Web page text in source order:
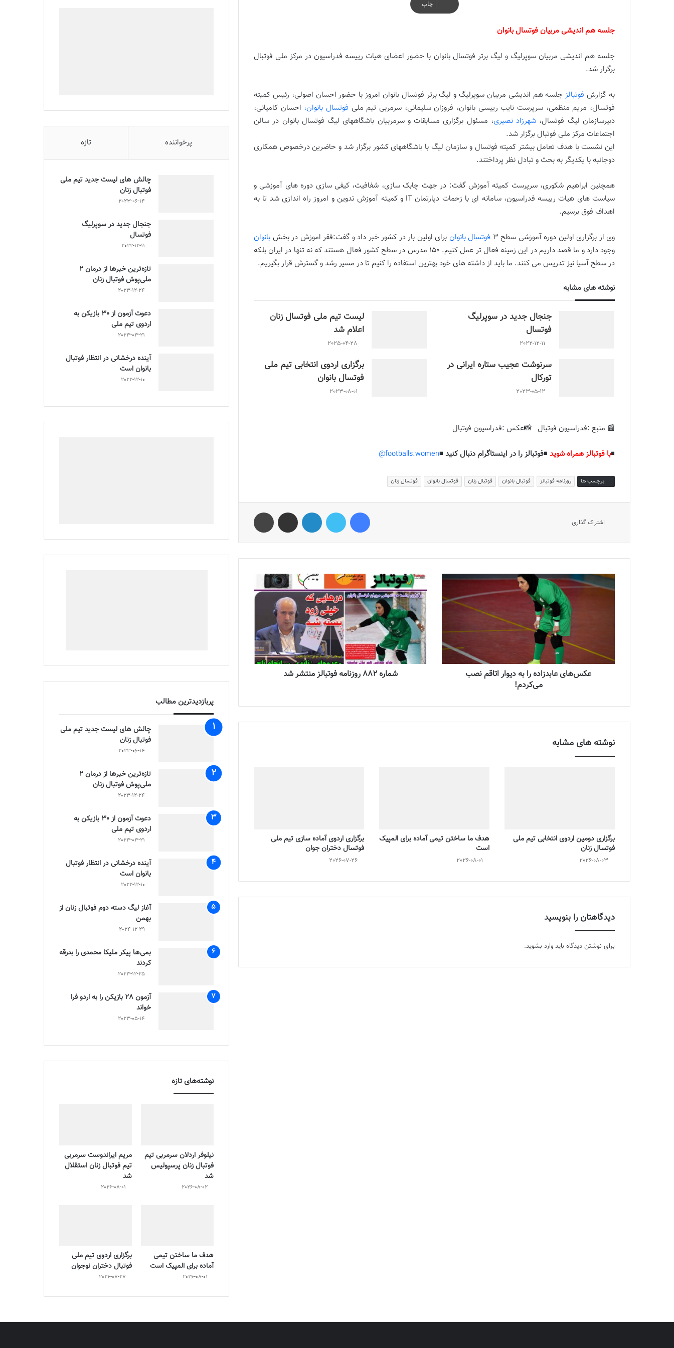
چاپ
جلسه هم اندیشی مربیان فوتسال بانوان
جلسه هم اندیشی مربیان سوپرلیگ و لیگ برتر فوتسال بانوان با حضور اعضای هیات رییسه فدراسیون در مرکز ملی فوتبال
برگزار شد.
به گزارش فوتبالزجلسه هم اندیشی مربیان سوپرلیگ و لیگ برتر فوتسال بانوان امروز با حضور احسان اصولی، رئیس کمیته
فوتسال، مریم منظمی، سرپرست نایب رییسی بانوان، فروزان سلیمانی، سرمربی تیم ملی فوتسال بانوان، احسان کامیانی،
دبیرسازمان لیگ فوتسال، شهرزاد نصیری، مسئول برگزاری مسابقات و سرمربیان باشگاههای لیگ فوتسال بانوان در سالن
اجتماعات مرکز ملی فوتبال برگزار شد.
اين نشست با هدف تعامل بيشتر کمیته فوتسال و سازمان لیگ با باشگاههای كشور برگزار شد و حاضرین درخصوص همكاری
دوجانبه با یکدیگر به بحث و تبادل نظر پرداختند.
همچنین ابراهیم شکوری، سرپرست کمیته آموزش گفت: در جهت چابک سازی، شفافیت، کیفی سازی دوره های آموزشی و
سیاست های هیات رییسه فدراسیون، سامانه ای با زحمات دپارتمان IT و کمیته آموزش تدوین و امروز راه اندازی شد تا به
اهداف فوق برسیم.
وی از برگزاری اولین دوره آموزشی سطح ۳ فوتسال بانوان برای اولین بار در کشور خبر داد و گفت:فقر اموزش در بخش بانوان
وجود دارد و ما قصد داریم در این زمینه فعال تر عمل کنیم. ۱۵۰ مدرس در سطح کشور فعال هستند که نه تنها در ایران بلکه
در سطح آسیا نیز تدریس می کنند. ما باید از داشته های خود بهترین استفاده را کنیم تا در مسیر رشد و گسترش قرار بگیریم.
نوشته های مشابه
جنجال جدید در سوپرلیگ
فوتسال
2022-12-11
لیست تیم ملی فوتسال زنان
اعلام شد
2025-04-28
سرنوشت عجیب ستاره ایرانی در
تورکال
2023-05-12
برگزاری اردوی انتخابی تیم ملی
فوتسال بانوان
2023-08-01
📰 منبع :فدراسیون فوتبال 📸عکس :فدراسیون فوتبال
◾️با فوتبالز همراه شوید ◾️فوتبالز را در اینستاگرام دنبال کنید ◾️
footballs.women@
برچسب ها روزنامه فوتبالز فوتبال بانوان فوتبال زنان فوتسال بانوان فوتسال زنان
اشتراک گذاری
عکس‌‌های عابدزاده را به دیوار اتاقم نصب
می‌کردم!
شماره 882 روزنامه فوتبالز منتشر شد
نوشته های مشابه
برگزاری دومین اردوی انتخابی تیم ملی
فوتسال زنان
2026-08-03
هدف ما ساختن تیمی آماده برای المپیک
است
2026-08-01
برگزاری اردوی آماده سازی تیم ملی
فوتسال دختران جوان
2026-07-26
دیدگاهتان را بنویسید
برای نوشتن دیدگاه باید وارد بشوید.
پرخواننده تازه
چالش هاى ليست جدید تيم ملى
فوتبال زنان
2023-06-14
جنجال جدید در سوپرلیگ
فوتسال
2022-12-11
تازه‌ترین خبرها از درمان ۲
ملی‌پوش فوتبال زنان
2023-12-24
دعوت آزمون از 30 بازیکن به
اردوی تیم ملی
2023-03-21
آینده درخشانی در انتظار فوتبال
بانوان است
2022-12-10
پربازدیدترین مطالب
چالش هاى ليست جدید تيم ملى
فوتبال زنان
2023-06-14
تازه‌ترین خبرها از درمان ۲
ملی‌پوش فوتبال زنان
2023-12-24
دعوت آزمون از 30 بازیکن به
اردوی تیم ملی
2023-03-21
آینده درخشانی در انتظار فوتبال
بانوان است
2022-12-10
آغاز لیگ دسته دوم فوتبال زنان از
بهمن
2024-12-29
بمی‌ها پیکر ملیکا محمدی را بدرقه
کردند
2023-12-25
آزمون 28 بازیکن را به اردو فرا
خواند
2023-05-14
نوشته‌های تازه
نیلوفر اردلان سرمربی تیم
فوتبال زنان پرسپولیس
شد
2026-08-02
مریم ایراندوست سرمربی
تیم فوتبال زنان استقلال
شد
2026-08-01
هدف ما ساختن تیمی
آماده برای المپیک است
2026-08-01
برگزاری اردوی تیم ملی
فوتبال دختران نوجوان
2026-07-27